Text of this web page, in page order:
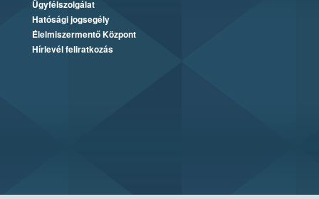
Ügyfélszolgálat
Hatósági jogsegély
Élelmiszermentő Központ
Hírlevél feliratkozás